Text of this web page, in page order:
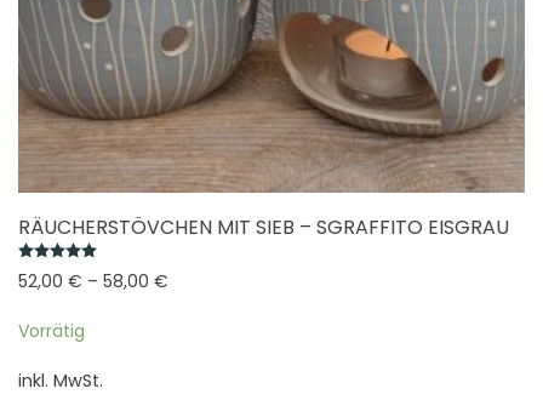
RÄUCHERSTÖVCHEN MIT SIEB – SGRAFFITO EISGRAU
52,00 € – 58,00 €
Vorrätig
inkl. MwSt.